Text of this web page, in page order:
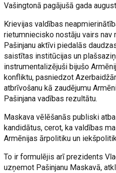
Vašingtonā pagājušā gada
Krievijas valdības
rietumniecisko nostāju vairs nav
Pašinjanu aktīvi piedalās
saistītas institūcijas un
instrumentalizējuši bijušo
konfliktu, pasniedzot
atbrīvošanu kā zaudējumu
Pašinjana vadības rezultātu.
Maskava vēlēšanās publiski
kandidātus, cerot, ka valdības
Armēnijas ārpolitiku un
To ir formulējis arī prezidents
uzņemot Pašinjanu Maskavā,